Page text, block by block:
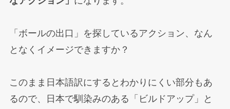
「ボールの出口」を探しているアクション、なん
となくイメージできますか？
このまま日本語訳にするとわかりにくい部分もあ
るので、日本で馴染みのある「ビルドアップ」と